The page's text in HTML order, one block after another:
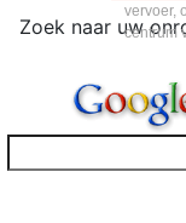
vervoer,
centrum
Zoek naar uw